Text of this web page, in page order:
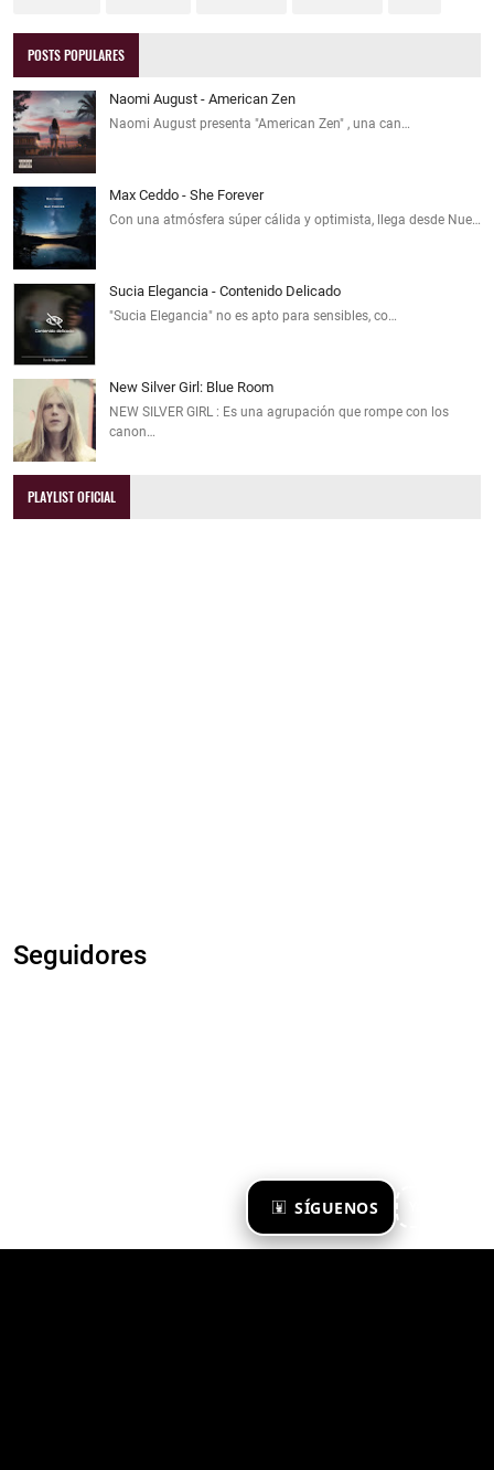
SÍGUENOS
POSTS POPULARES
Naomi August - American Zen
Naomi August presenta "American Zen" , una can…
Max Ceddo - She Forever
Con una atmósfera súper cálida y optimista, llega desde Nue…
Sucia Elegancia - Contenido Delicado
"Sucia Elegancia" no es apto para sensibles, co…
New Silver Girl: Blue Room
NEW SILVER GIRL : Es una agrupación que rompe con los
canon…
PLAYLIST OFICIAL
Seguidores